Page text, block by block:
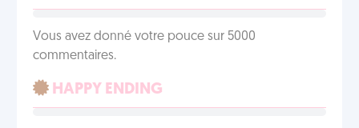
Vous avez donné votre pouce sur 5000
commentaires.
HAPPY ENDING